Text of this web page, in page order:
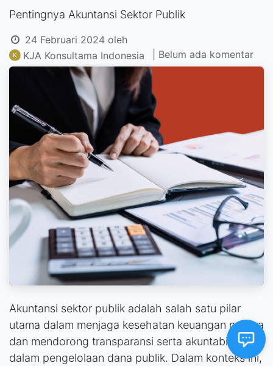
Pentingnya Akuntansi Sektor Publik
24 Februari 2024 oleh
KJA Konsultama Indonesia
| Belum ada komentar
Akuntansi sektor publik adalah salah satu pilar
utama dalam menjaga kesehatan keuangan negara
dan mendorong transparansi serta akuntabilitas
dalam pengelolaan dana publik. Dalam konteks ini,